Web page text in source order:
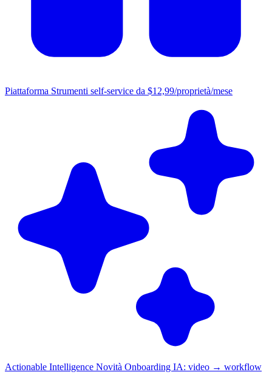
Piattaforma Strumenti self-service da $12,99/proprietà/mese
Actionable Intelligence Novità Onboarding IA: video → workflow